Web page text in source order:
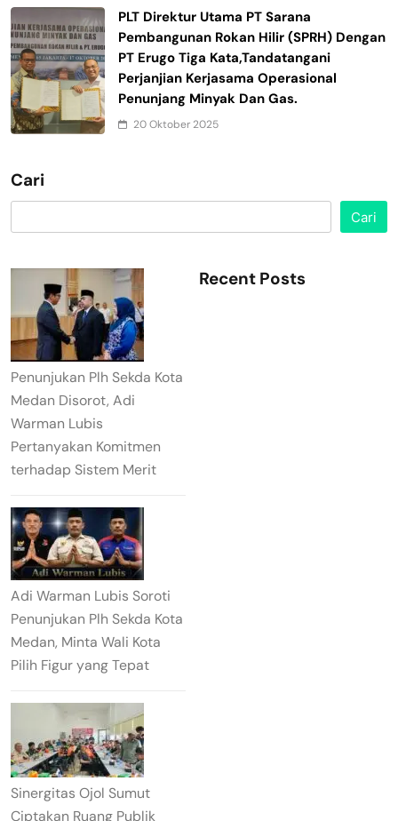
PLT Direktur Utama PT Sarana
Pembangunan Rokan Hilir (SPRH) Dengan
PT Erugo Tiga Kata,Tandatangani
Perjanjian Kerjasama Operasional
Penunjang Minyak Dan Gas.
20 Oktober 2025
Cari
Cari
Penunjukan Plh Sekda Kota
Medan Disorot, Adi
Warman Lubis
Pertanyakan Komitmen
terhadap Sistem Merit
Adi Warman Lubis Soroti
Penunjukan Plh Sekda Kota
Medan, Minta Wali Kota
Pilih Figur yang Tepat
Sinergitas Ojol Sumut
Ciptakan Ruang Publik
Recent Posts